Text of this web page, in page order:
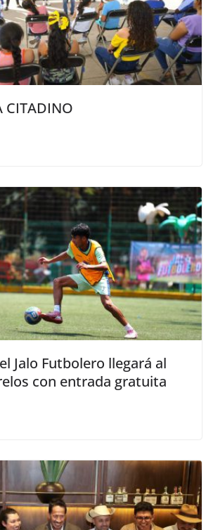
CITADINO
Jalo Futbolero llegará al
con entrada gratuita